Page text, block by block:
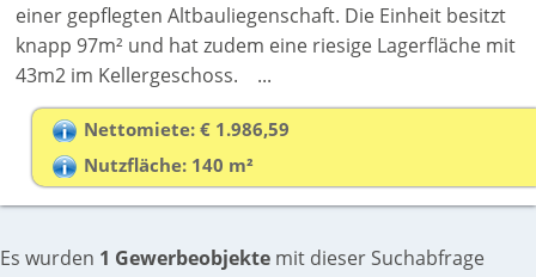
einer gepflegten Altbauliegenschaft. Die Einheit besitzt
knapp 97m² und hat zudem eine riesige Lagerfläche mit
43m2 im Kellergeschoss. ...
Nettomiete: € 1.986,59
Nutzfläche: 140 m²
Es wurden 1 Gewerbeobjekte mit dieser Suchabfrage